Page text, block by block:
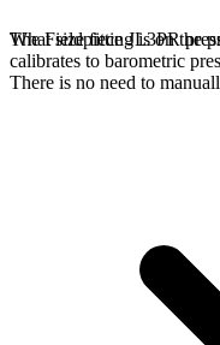
The Fieldpiece JL3PR
calibrates to barometric
There is no need to
What size fitting is on the